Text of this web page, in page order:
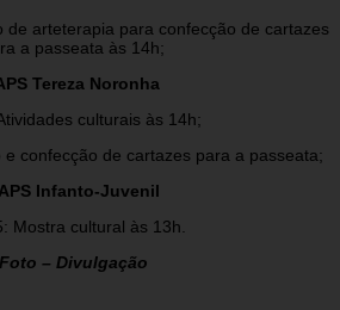
de arteterapia para confecção de cartazes
a passeata às 14h;
Tereza Noronha
culturais às 14h;
confecção de cartazes para a passeata;
Infanto-Juvenil
Mostra cultural às 13h.
Foto – Divulgação